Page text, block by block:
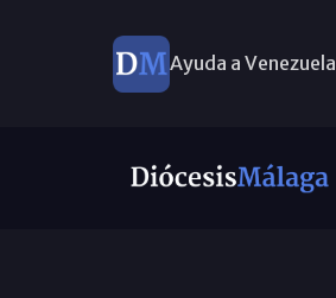
Ayuda a Venezuela